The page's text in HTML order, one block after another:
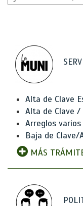
Alta de Clave
Alta de Clave
Arreglos
Baja de
MÁS